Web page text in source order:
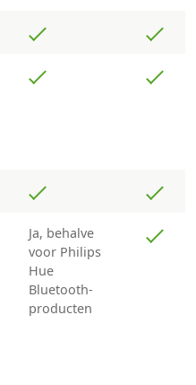
Ja, behalve
voor Philips
Hue
Bluetooth-
producten